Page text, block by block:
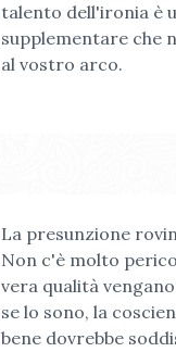
talento dell'ironia è
supplementare che
al vostro arco.
La presunzione
Non c'è molto
vera qualità
se lo sono, la
bene dovrebbe